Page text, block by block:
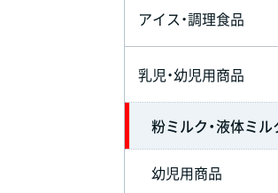
アイス・調理食品
乳児・幼児用商品
粉ミルク・液体ミル
幼児用商品